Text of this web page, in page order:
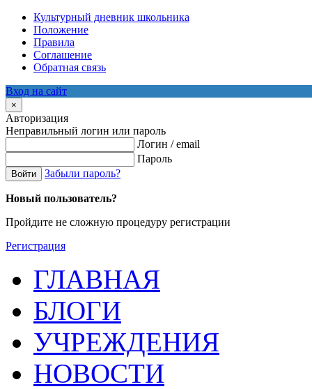
Культурный дневник школьника
Положение
Правила
Соглашение
Обратная связь
Вход на сайт
×
Авторизация
Неправильный логин или пароль
Логин / email
Пароль
Войти Забыли пароль?
Новый пользователь?
Пройдите не сложную процедуру регистрации
Регистрация
ГЛАВНАЯ
БЛОГИ
УЧРЕЖДЕНИЯ
НОВОСТИ